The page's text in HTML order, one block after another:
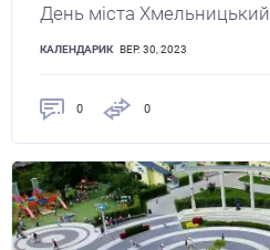
День міста Хмельницький
КАЛЕНДАРИК ВЕР. 30, 2023
0 0